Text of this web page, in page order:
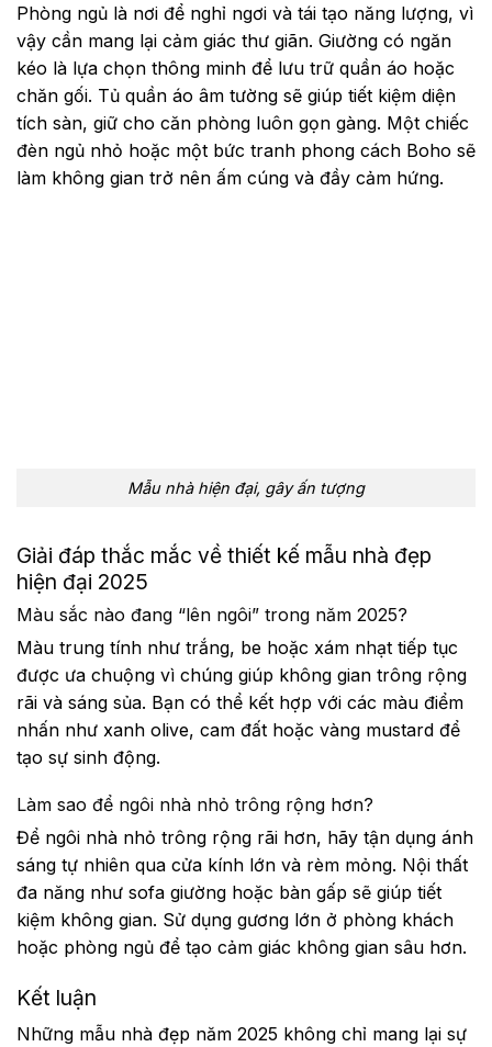
Phòng ngủ là nơi để nghỉ ngơi và tái tạo năng lượng, vì
vậy cần mang lại cảm giác thư giãn. Giường có ngăn
kéo là lựa chọn thông minh để lưu trữ quần áo hoặc
chăn gối. Tủ quần áo âm tường sẽ giúp tiết kiệm diện
tích sàn, giữ cho căn phòng luôn gọn gàng. Một chiếc
đèn ngủ nhỏ hoặc một bức tranh phong cách Boho sẽ
làm không gian trở nên ấm cúng và đầy cảm hứng.
Mẫu nhà hiện đại, gây ấn tượng
Giải đáp thắc mắc về thiết kế mẫu nhà đẹp
hiện đại 2025
Màu sắc nào đang “lên ngôi” trong năm 2025?
Màu trung tính như trắng, be hoặc xám nhạt tiếp tục
được ưa chuộng vì chúng giúp không gian trông rộng
rãi và sáng sủa. Bạn có thể kết hợp với các màu điểm
nhấn như xanh olive, cam đất hoặc vàng mustard để
tạo sự sinh động.
Làm sao để ngôi nhà nhỏ trông rộng hơn?
Để ngôi nhà nhỏ trông rộng rãi hơn, hãy tận dụng ánh
sáng tự nhiên qua cửa kính lớn và rèm mỏng. Nội thất
đa năng như sofa giường hoặc bàn gấp sẽ giúp tiết
kiệm không gian. Sử dụng gương lớn ở phòng khách
hoặc phòng ngủ để tạo cảm giác không gian sâu hơn.
Kết luận
Những mẫu nhà đẹp năm 2025 không chỉ mang lại sự